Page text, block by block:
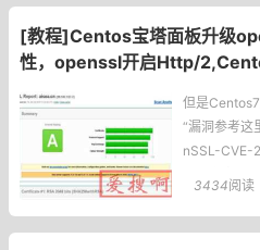
[教程]Centos宝塔面板升级
性，openssl开启Http/
但是
“漏洞参考
nSSL-CVE-
这篇文章发
所以就萌生
3434阅读